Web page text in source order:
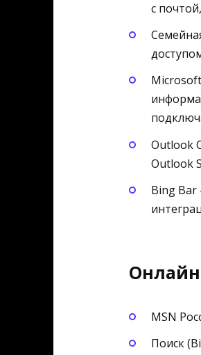
с
Outlook
Outlook
Bing Bar
MSN
Поиск